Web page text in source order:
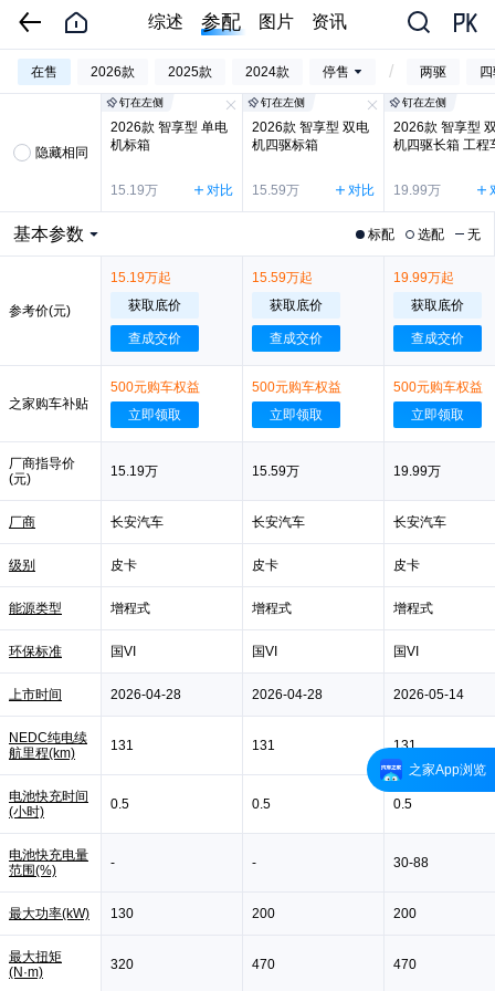
综述 参配 图片 资讯
在售 2026款 2025款 2024款 停售 / 两驱
隐藏相同
钉在左侧
2026款 智享型 单电
机标箱
15.19万 对比
钉在左侧
2026款 智享型 双电
机四驱标箱
15.59万 对比
钉在左侧
2026款 智享型
机四驱长箱 工程
19.99万
基本参数 标配 选配 无
参考价(元)
15.19万起
获取底价
查成交价
15.59万起
获取底价
查成交价
19.99万起
获取底价
查成交价
之家购车补贴
500元购车权益
立即领取
500元购车权益
立即领取
500元购车权益
立即领取
厂商指导价
(元)
15.19万 15.59万 19.99万
厂商 长安汽车 长安汽车 长安汽车
级别 皮卡 皮卡 皮卡
能源类型 增程式 增程式 增程式
环保标准 国VI 国VI 国VI
上市时间 2026-04-28 2026-04-28 2026-05-14
NEDC纯电续
航里程(km)
131 131 131
电池快充时间
(小时)
0.5 0.5 0.5
电池快充电量
范围(%)
- - 30-88
最大功率(kW) 130 200 200
最大扭矩
(N·m)
320 470 470
之家App浏览